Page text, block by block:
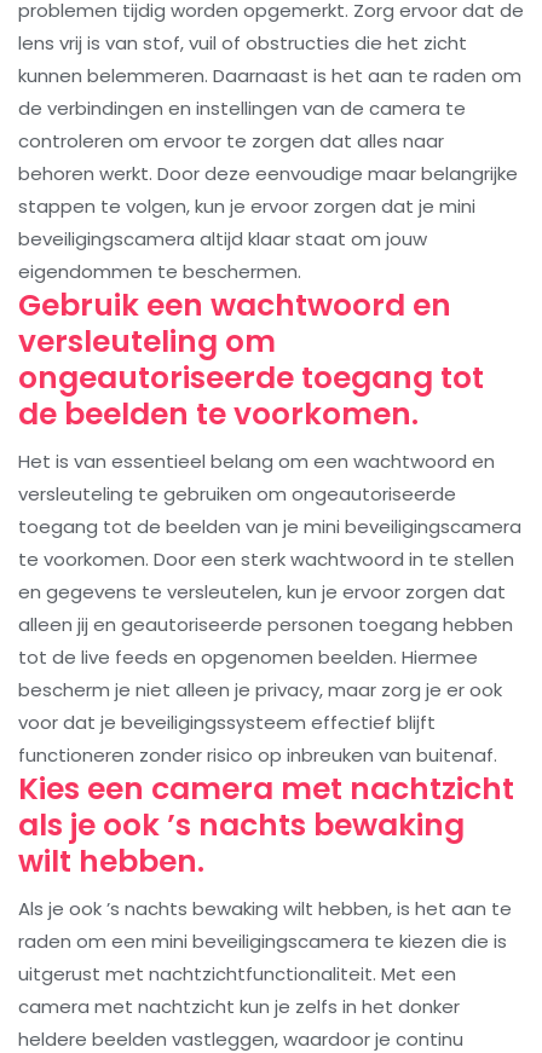
problemen tijdig worden opgemerkt. Zorg ervoor dat de
lens vrij is van stof, vuil of obstructies die het zicht
kunnen belemmeren. Daarnaast is het aan te raden om
de verbindingen en instellingen van de camera te
controleren om ervoor te zorgen dat alles naar
behoren werkt. Door deze eenvoudige maar belangrijke
stappen te volgen, kun je ervoor zorgen dat je mini
beveiligingscamera altijd klaar staat om jouw
eigendommen te beschermen.
Gebruik een wachtwoord en
versleuteling om
ongeautoriseerde toegang tot
de beelden te voorkomen.
Het is van essentieel belang om een wachtwoord en
versleuteling te gebruiken om ongeautoriseerde
toegang tot de beelden van je mini beveiligingscamera
te voorkomen. Door een sterk wachtwoord in te stellen
en gegevens te versleutelen, kun je ervoor zorgen dat
alleen jij en geautoriseerde personen toegang hebben
tot de live feeds en opgenomen beelden. Hiermee
bescherm je niet alleen je privacy, maar zorg je er ook
voor dat je beveiligingssysteem effectief blijft
functioneren zonder risico op inbreuken van buitenaf.
Kies een camera met nachtzicht
als je ook ’s nachts bewaking
wilt hebben.
Als je ook ’s nachts bewaking wilt hebben, is het aan te
raden om een mini beveiligingscamera te kiezen die is
uitgerust met nachtzichtfunctionaliteit. Met een
camera met nachtzicht kun je zelfs in het donker
heldere beelden vastleggen, waardoor je continu